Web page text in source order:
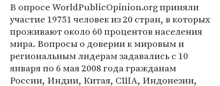
В опросе WorldPublicOpinion.org приняли
участие 19751 человек из 20 стран, в которых
проживают около 60 процентов населения
мира. Вопросы о доверии к мировым и
региональным лидерам задавались с 10
января по 6 мая 2008 года гражданам
России, Индии, Китая, США, Индонезии,